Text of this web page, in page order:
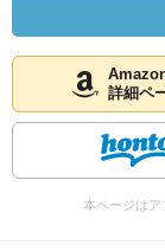
詳細ペ
本ページはア